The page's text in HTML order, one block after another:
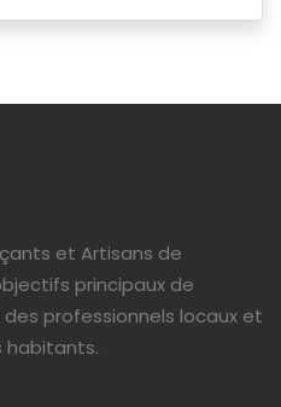
et Artisans de
principaux de
professionnels locaux et
habitants.